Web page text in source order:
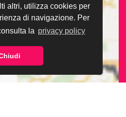
altri, utilizza cookies per
di navigazione. Per
la privacy policy